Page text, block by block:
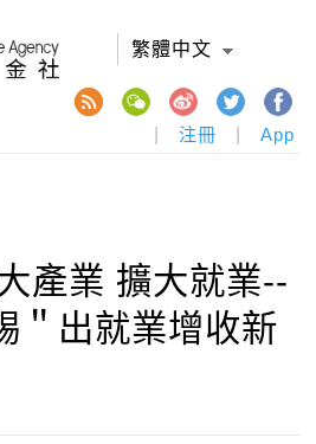
繁體中文
注冊 App
產業 擴大就業--
＂出就業增收新